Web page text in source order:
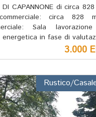
DI CAPANNONE di circa
circa 828
Sala
energetica in fase di
3.000
Rustico/